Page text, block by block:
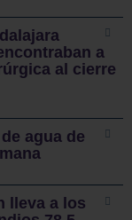
a
al cierre
agua de
lleva a los